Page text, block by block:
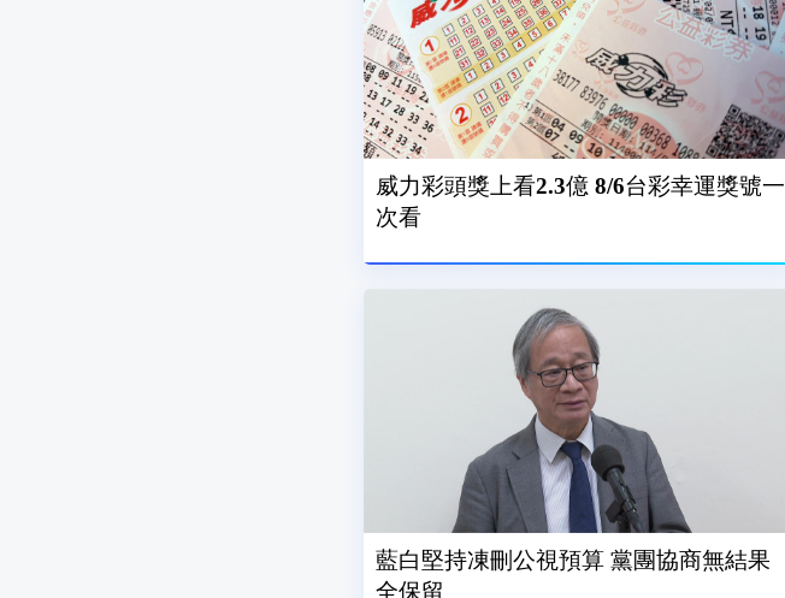
威力彩頭獎上看2.3億 8/6台彩幸運獎號一
次看
藍白堅持凍刪公視預算 黨團協商無結果
全保留